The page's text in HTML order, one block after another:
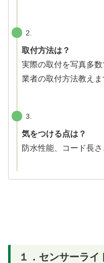
2.
取付方法は？
実際の取付を写真多数
業者の取付方法教えま
3.
気をつける点は？
防水性能、コード長
１．センサーライ